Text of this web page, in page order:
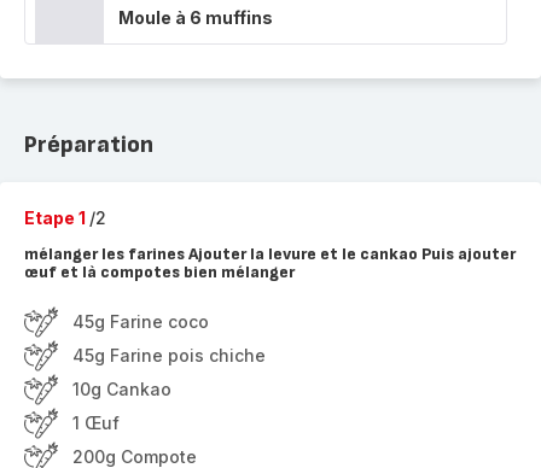
Moule à 6 muffins
Préparation
Etape 1 /2
mélanger les farines Ajouter la levure et le cankao Puis ajouter
œuf et là compotes bien mélanger
45g Farine coco
45g Farine pois chiche
10g Cankao
1 Œuf
200g Compote